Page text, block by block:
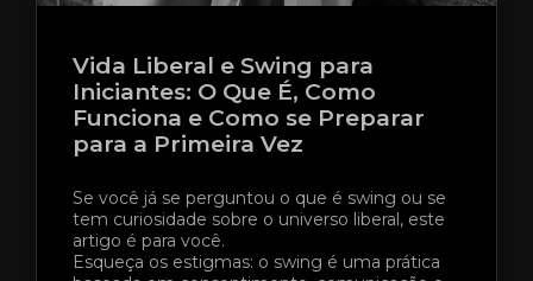
Vida Liberal e Swing para
Iniciantes: O Que É, Como
Funciona e Como se Preparar
para a Primeira Vez
Se você já se perguntou o que é swing ou se
tem curiosidade sobre o universo liberal, este
artigo é para você.
Esqueça os estigmas: o swing é uma prática